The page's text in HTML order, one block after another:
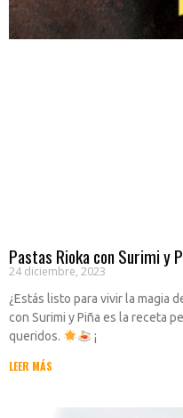
Pastas Rioka con Surimi y
24 diciembre, 2023
¿Estás listo para vivir la magia
con Surimi y Piña es la receta
queridos.
¡
LEER MÁS